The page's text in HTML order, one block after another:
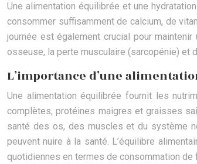
Une alimentation équilibrée et une
consommer suffisamment de calcium, de
journée est également crucial pour
osseuse, la perte musculaire (sarcopénie) et
L’importance d’une
Une alimentation équilibrée fournit les
complètes, protéines maigres et graisses
santé des os, des muscles et du système
peuvent nuire à la santé. L’équilibre
quotidiennes en termes de consommation